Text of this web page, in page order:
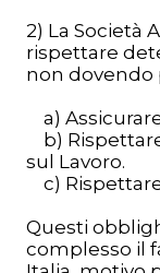
2) La Società
rispettare
non dovendo
a)
b)
sul Lavoro.
c)
Questi
complesso il